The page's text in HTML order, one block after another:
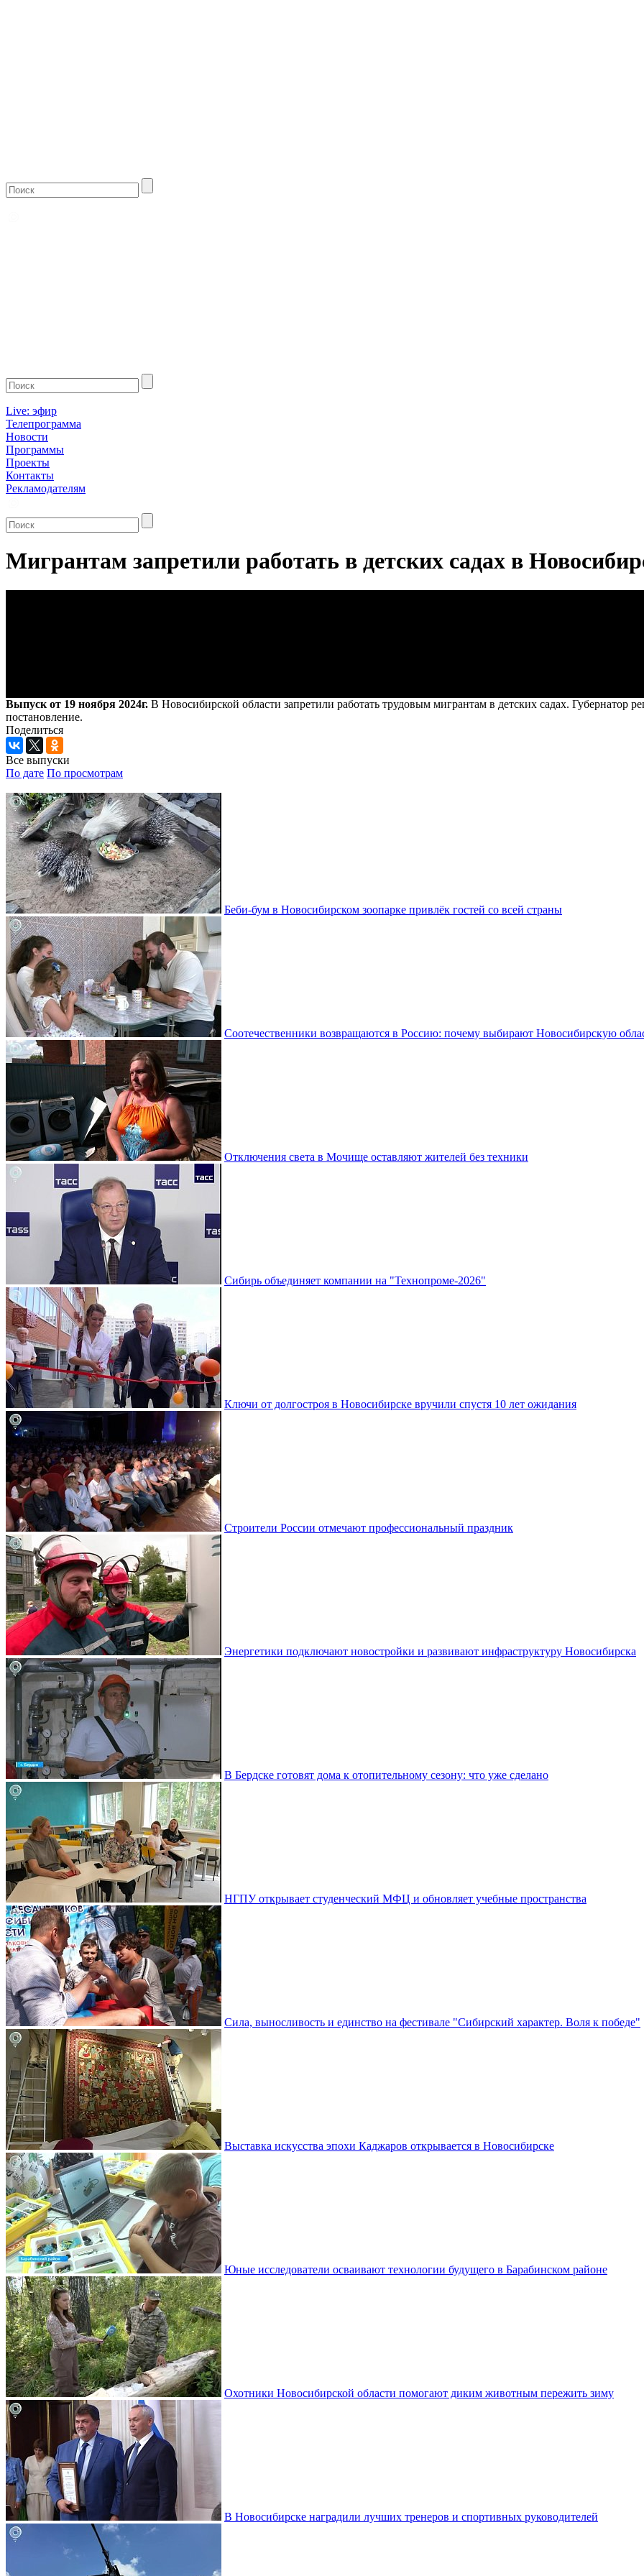
Live: эфир
Телепрограмма
Новости
Программы
Проекты
Контакты
Рекламодателям
Мигрантам запретили работать в детских садах в
Выпуск от 19 ноября 2024г. В Новосибирской области запретили работать трудовым мигрантам в детских садах. Губернатор
постановление.
Поделиться
Все выпуски
По дате По просмотрам
Беби-бум в Новосибирском зоопарке привлёк гостей со всей страны
Соотечественники возвращаются в Россию: почему выбирают Новосибирскую
Отключения света в Мочище оставляют жителей без техники
Сибирь объединяет компании на "Технопроме-2026"
Ключи от долгостроя в Новосибирске вручили спустя 10 лет ожидания
Строители России отмечают профессиональный праздник
Энергетики подключают новостройки и развивают инфраструктуру Новосибирска
В Бердске готовят дома к отопительному сезону: что уже сделано
НГПУ открывает студенческий МФЦ и обновляет учебные пространства
Сила, выносливость и единство на фестивале "Сибирский характер. Воля к победе"
Выставка искусства эпохи Каджаров открывается в Новосибирске
Юные исследователи осваивают технологии будущего в Барабинском районе
Охотники Новосибирской области помогают диким животным пережить зиму
В Новосибирске наградили лучших тренеров и спортивных руководителей